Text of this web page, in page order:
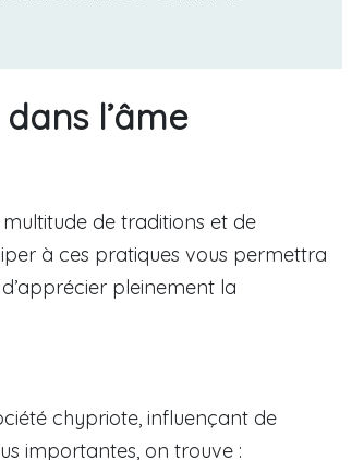
l’âme
de traditions et de
à ces pratiques vous permettra
pleinement la
chypriote, influençant de
importantes, on trouve :